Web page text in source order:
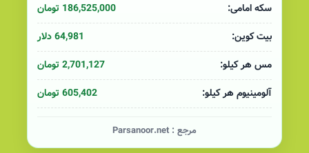
سکه امامی:
186,525,000 تومان
بیت کوین:
64,981 دلار
مس هر کیلو:
2,701,127 تومان
آلومینیوم هر کیلو:
605,402 تومان
مرجع : Parsanoor.net